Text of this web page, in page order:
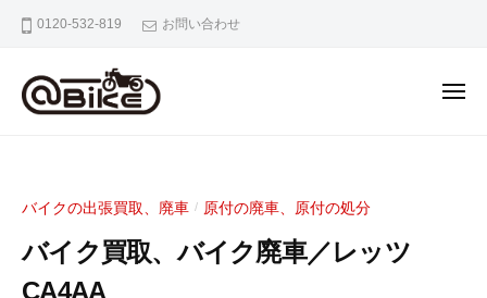
0120-532-819 お問い合わせ
出
張
都
大
バイクの出張買取、廃車 / 原付の廃車、原付の処分
バイク買取、バイク廃車／レッツ
CA4AA
イ
の
出
専
店
ア